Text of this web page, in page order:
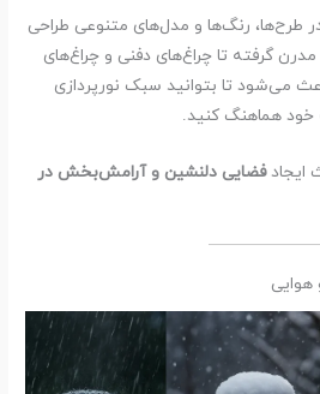
طرح‌ها، رنگ‌ها و مدل‌های متنوعی طراحی
گرفته تا چراغ‌های دفنی و چراغ‌های
می‌شود تا بتوانید سبک نورپردازی
خود هماهنگ کنید.
ایجادفضایی دلنشین و آرامش‌بخش در